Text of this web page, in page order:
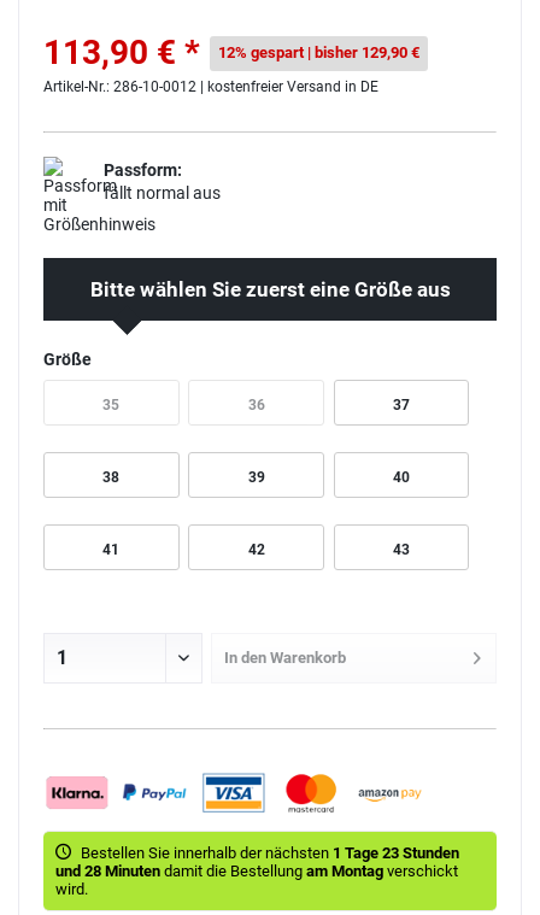
113,90 € * 12% gespart | bisher 129,90 €
Artikel-Nr.: 286-10-0012 | kostenfreier Versand in DE
Passform:
fällt normal aus
Bitte wählen Sie zuerst eine Größe aus
Größe
35 36 37
38 39 40
41 42 43
In den Warenkorb
Bestellen Sie innerhalb der nächsten 1 Tage 23 Stunden
und 28 Minuten damit die Bestellung am Montag verschickt
wird.